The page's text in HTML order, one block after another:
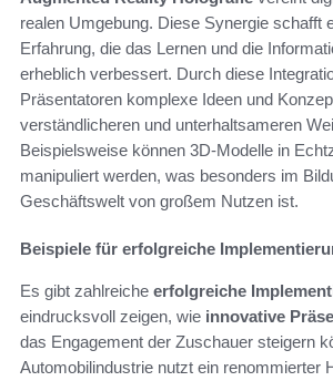
realen Umgebung. Diese Synergie schafft
Erfahrung, die das Lernen und die
erheblich verbessert. Durch diese
Präsentatoren komplexe Ideen und
verständlicheren und unterhaltsameren
Beispielsweise können 3D-Modelle in
manipuliert werden, was besonders im
Geschäftswelt von großem Nutzen ist.
Beispiele für erfolgreiche
Es gibt zahlreiche erfolgreiche
eindrucksvoll zeigen, wie innovative
das Engagement der Zuschauer steigern
Automobilindustrie nutzt ein renommierter